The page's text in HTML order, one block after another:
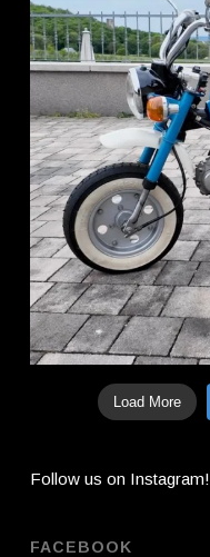
Load More
Follow us on Instagram!
FACEBOOK